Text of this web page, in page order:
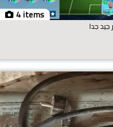
4 items